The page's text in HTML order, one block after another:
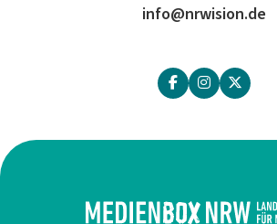
info@nrwision.de